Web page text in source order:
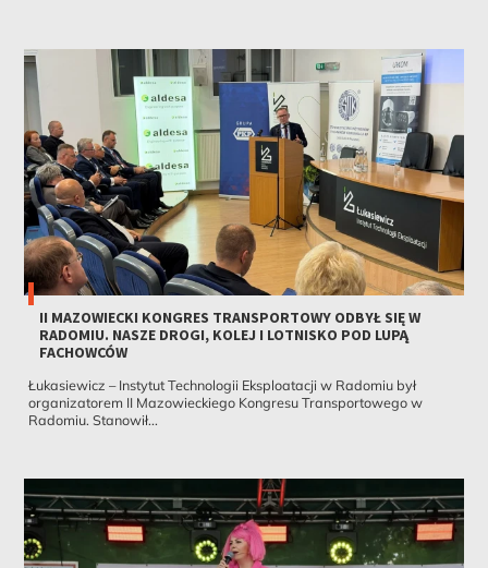
II MAZOWIECKI KONGRES TRANSPORTOWY ODBYŁ SIĘ W
RADOMIU. NASZE DROGI, KOLEJ I LOTNISKO POD LUPĄ
FACHOWCÓW
Łukasiewicz – Instytut Technologii Eksploatacji w Radomiu był
organizatorem II Mazowieckiego Kongresu Transportowego w
Radomiu. Stanowił...